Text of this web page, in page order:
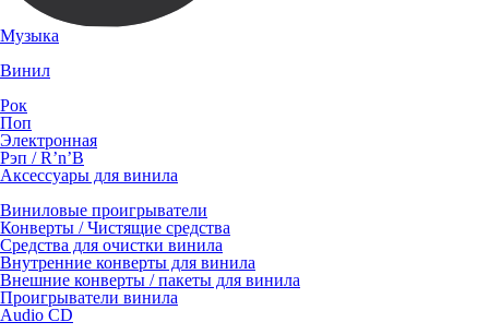
Музыка
Винил
Рок
Поп
Электронная
Рэп / R’n’B
Аксессуары для винила
Виниловые проигрыватели
Конверты / Чистящие средства
Средства для очистки винила
Внутренние конверты для винила
Внешние конверты / пакеты для винила
Проигрыватели винила
Audio CD